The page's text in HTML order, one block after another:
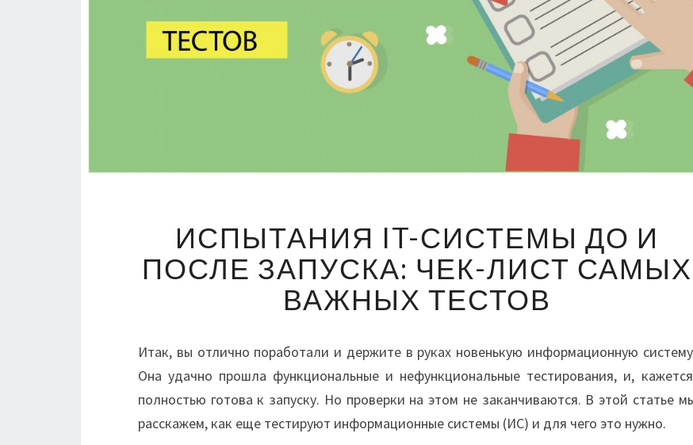
IT-
СИСТЕМЫ
ДО
И
ПОСЛЕ
ЧЕК-
ЛИСТ
САМЫХ
ТЕСТОВ
ИСПЫТАНИЯ IT-СИСТЕМЫ ДО И
ПОСЛЕ ЗАПУСКА: ЧЕК-ЛИСТ САМЫХ
ВАЖНЫХ ТЕСТОВ
Итак, вы отлично поработали и держите в руках новенькую информационную
Она удачно прошла функциональные и нефункциональные тестирования, и,
полностью готова к запуску. Но проверки на этом не заканчиваются. В этой статье
расскажем, как еще тестируют информационные системы (ИС) и для чего это нужно.